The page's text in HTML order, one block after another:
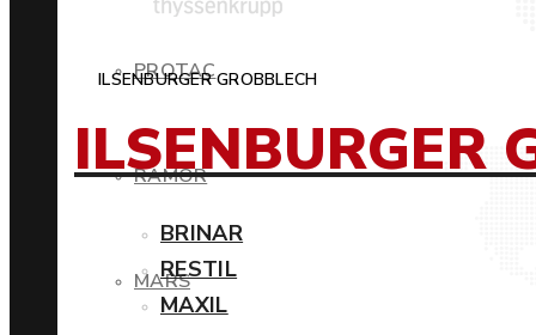
PROTAC
RAMOR
MARS
ILSENBURGER GROBBLECH
ILSENBURGER
BRINAR
RESTIL
MAXIL